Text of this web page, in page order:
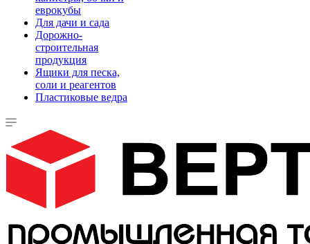
еврокубы
Для дачи и сада
Дорожно-
строительная
продукция
Ящики для песка,
соли и реагентов
Пластиковые ведра